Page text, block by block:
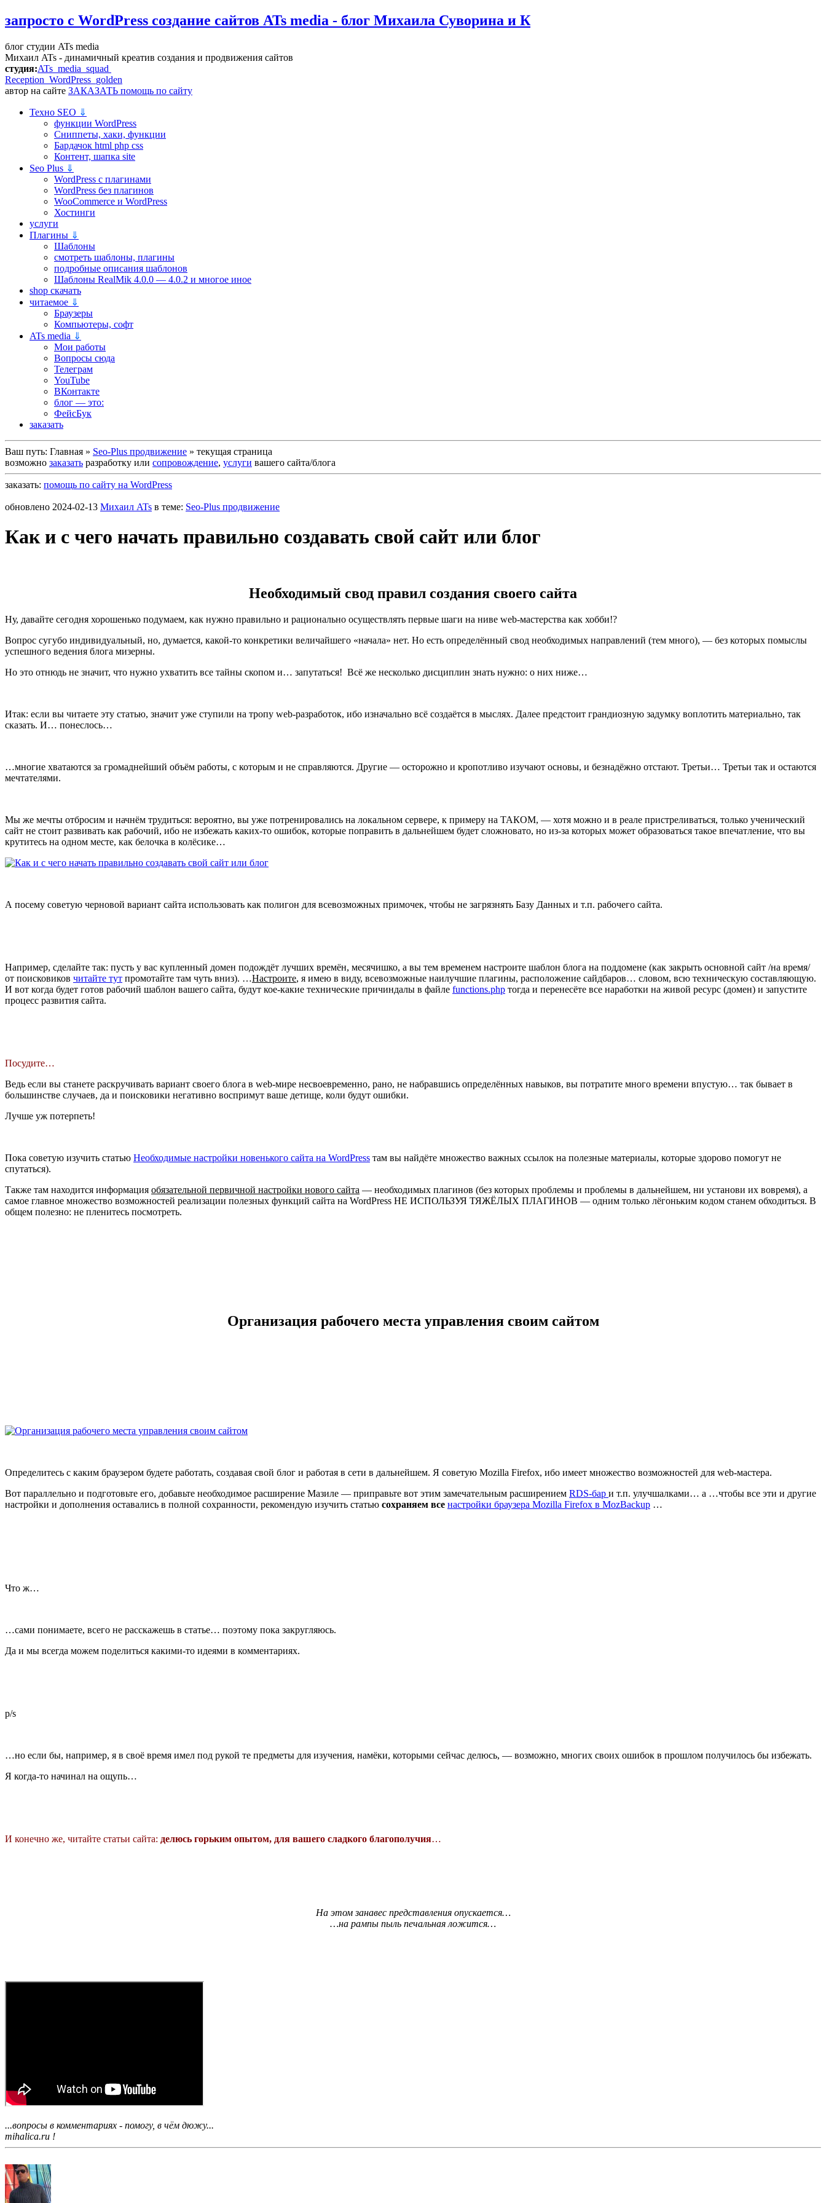
запросто с WordPress создание сайтов ATs media - блог Михаила Суворина и К
блог студии ATs media
Михаил ATs - динамичный креатив создания и продвижения сайтов
студия:ATs media squad
Reception WordPress golden
автор на сайте ЗАКАЗАТЬ помощь по сайту
Техно SEO ⇓
функции WordPress
Сниппеты, хаки, функции
Бардачок html php css
Контент, шапка site
Seo Plus ⇓
WordPress c плагинами
WordPress без плагинов
WooCommerce и WordPress
Хостинги
услуги
Плагины ⇓
Шаблоны
смотреть шаблоны, плагины
подробные описания шаблонов
Шаблоны RealMik 4.0.0 — 4.0.2 и многое иное
shop скачать
читаемое ⇓
Браузеры
Компьютеры, софт
ATs media ⇓
Мои работы
Вопросы сюда
Телеграм
YouTube
ВКонтакте
блог — это:
ФейсБук
заказать
Ваш путь: Главная » Seo-Plus продвижение » текущая страница
возможно заказать разработку или сопровождение, услуги вашего сайта/блога
заказать: помощь по сайту на WordPress
обновлено 2024-02-13 Михаил ATs в теме: Seo-Plus продвижение
Как и с чего начать правильно создавать свой сайт или блог
Необходимый свод правил создания своего сайта
Ну, давайте сегодня хорошенько подумаем, как нужно правильно и рационально осуществлять первые шаги на ниве web-мастерства как хобби!?
Вопрос сугубо индивидуальный, но, думается, какой-то конкретики величайшего «начала» нет. Но есть определённый свод необходимых направлений (тем много), — без которых помыслы
успешного ведения блога мизерны.
Но это отнюдь не значит, что нужно ухватить все тайны скопом и… запутаться! Всё же несколько дисциплин знать нужно: о них ниже…
Итак: если вы читаете эту статью, значит уже ступили на тропу web-разработок, ибо изначально всё создаётся в мыслях. Далее предстоит грандиозную задумку воплотить материально, так
сказать. И… понеслось…
…многие хватаются за громаднейший объём работы, с которым и не справляются. Другие — осторожно и кропотливо изучают основы, и безнадёжно отстают. Третьи… Третьи так и остаются
мечтателями.
Мы же мечты отбросим и начнём трудиться: вероятно, вы уже потренировались на локальном сервере, к примеру на ТАКОМ, — хотя можно и в реале пристреливаться, только ученический
сайт не стоит развивать как рабочий, ибо не избежать каких-то ошибок, которые поправить в дальнейшем будет сложновато, но из-за которых может образоваться такое впечатление, что вы
крутитесь на одном месте, как белочка в колёсике…
А посему советую черновой вариант сайта использовать как полигон для всевозможных примочек, чтобы не загрязнять Базу Данных и т.п. рабочего сайта.
Например, сделайте так: пусть у вас купленный домен подождёт лучших времён, месячишко, а вы тем временем настроите шаблон блога на поддомене (как закрыть основной сайт /на время/
от поисковиков читайте тут промотайте там чуть вниз). …Настроите, я имею в виду, всевозможные наилучшие плагины, расположение сайдбаров… словом, всю техническую составляющую.
И вот когда будет готов рабочий шаблон вашего сайта, будут кое-какие технические причиндалы в файле functions.php тогда и перенесёте все наработки на живой ресурс (домен) и запустите
процесс развития сайта.
Посудите…
Ведь если вы станете раскручивать вариант своего блога в web-мире несвоевременно, рано, не набравшись определённых навыков, вы потратите много времени впустую… так бывает в
большинстве случаев, да и поисковики негативно воспримут ваше детище, коли будут ошибки.
Лучше уж потерпеть!
Пока советую изучить статью Необходимые настройки новенького сайта на WordPress там вы найдёте множество важных ссылок на полезные материалы, которые здорово помогут не
спутаться).
Также там находится информация обязательной первичной настройки нового сайта — необходимых плагинов (без которых проблемы и проблемы в дальнейшем, ни установи их вовремя), а
самое главное множество возможностей реализации полезных функций сайта на WordPress НЕ ИСПОЛЬЗУЯ ТЯЖЁЛЫХ ПЛАГИНОВ — одним только лёгоньким кодом станем обходиться. В
общем полезно: не пленитесь посмотреть.
Организация рабочего места управления своим сайтом
Определитесь с каким браузером будете работать, создавая свой блог и работая в сети в дальнейшем. Я советую Mozilla Firefox, ибо имеет множество возможностей для web-мастера.
Вот параллельно и подготовьте его, добавьте необходимое расширение Мазиле — приправьте вот этим замечательным расширением RDS-бар и т.п. улучшалками… а …чтобы все эти и другие
настройки и дополнения оставались в полной сохранности, рекомендую изучить статью сохраняем все настройки браузера Mozilla Firefox в MozBackup …
Что ж…
…сами понимаете, всего не расскажешь в статье… поэтому пока закругляюсь.
Да и мы всегда можем поделиться какими-то идеями в комментариях.
p/s
…но если бы, например, я в своё время имел под рукой те предметы для изучения, намёки, которыми сейчас делюсь, — возможно, многих своих ошибок в прошлом получилось бы избежать.
Я когда-то начинал на ощупь…
И конечно же, читайте статьи сайта: делюсь горьким опытом, для вашего сладкого благополучия…
На этом занавес представления опускается…
…на рампы пыль печальная ложится…
...вопросы в комментариях - помогу, в чём дюжу...
mihalica.ru !